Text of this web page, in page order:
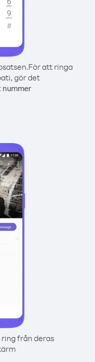
För att ringa
gör det
nummer
från deras